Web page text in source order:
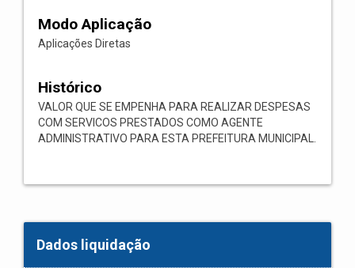
Modo Aplicação
Aplicações Diretas
Histórico
VALOR QUE SE EMPENHA PARA REALIZAR DESPESAS
COM SERVICOS PRESTADOS COMO AGENTE
ADMINISTRATIVO PARA ESTA PREFEITURA MUNICIPAL.
Dados liquidação